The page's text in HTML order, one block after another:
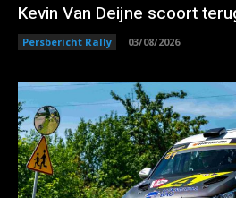
Kevin Van Deijne scoort
Persbericht Rally 03/08/2026